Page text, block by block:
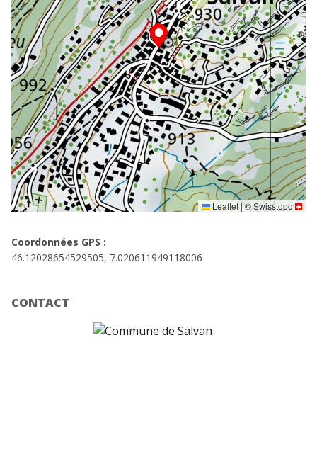
Leaflet|©Swisstopo
Coordonnées GPS :
46.12028654529505, 7.020611949118006
CONTACT